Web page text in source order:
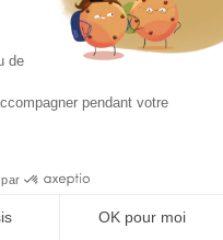
sont plus
et des températures plus
à tous les
en